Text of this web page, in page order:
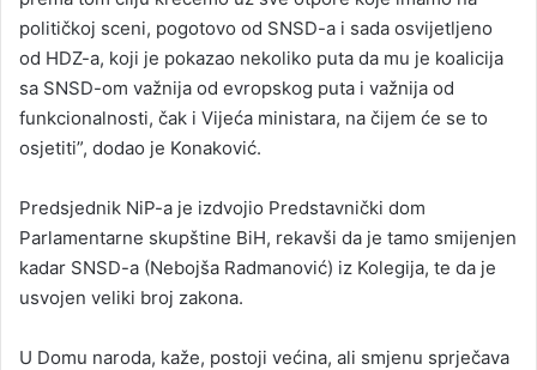
političkoj sceni, pogotovo od SNSD-a i sada osvijetljeno
od HDZ-a, koji je pokazao nekoliko puta da mu je koalicija
sa SNSD-om važnija od evropskog puta i važnija od
funkcionalnosti, čak i Vijeća ministara, na čijem će se to
osjetiti”, dodao je Konaković.
Predsjednik NiP-a je izdvojio Predstavnički dom
Parlamentarne skupštine BiH, rekavši da je tamo smijenjen
kadar SNSD-a (Nebojša Radmanović) iz Kolegija, te da je
usvojen veliki broj zakona.
U Domu naroda, kaže, postoji većina, ali smjenu sprječava